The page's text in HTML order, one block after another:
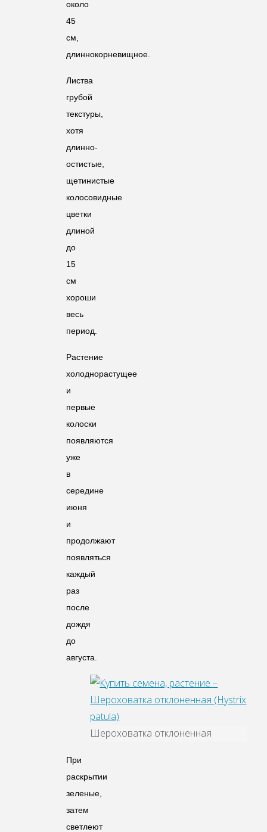
около
45
см,
длиннокорневищное.
Листва
грубой
текстуры,
хотя
длинно-
остистые,
щетинистые
колосовидные
цветки
длиной
до
15
см
хороши
весь
период.
Растение
холоднорастущее
и
первые
колоски
появляются
уже
в
середине
июня
и
продолжают
появляться
каждый
раз
после
дождя
до
августа.
Шероховатка отклоненная
При
раскрытии
зеленые,
затем
светлеют